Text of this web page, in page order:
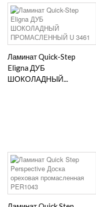
Ламинат Quick-Step
Eligna ДУБ
ШОКОЛАДНЫЙ...